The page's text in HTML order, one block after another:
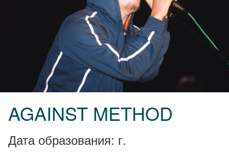
AGAINST METHOD
Дата образования: г.